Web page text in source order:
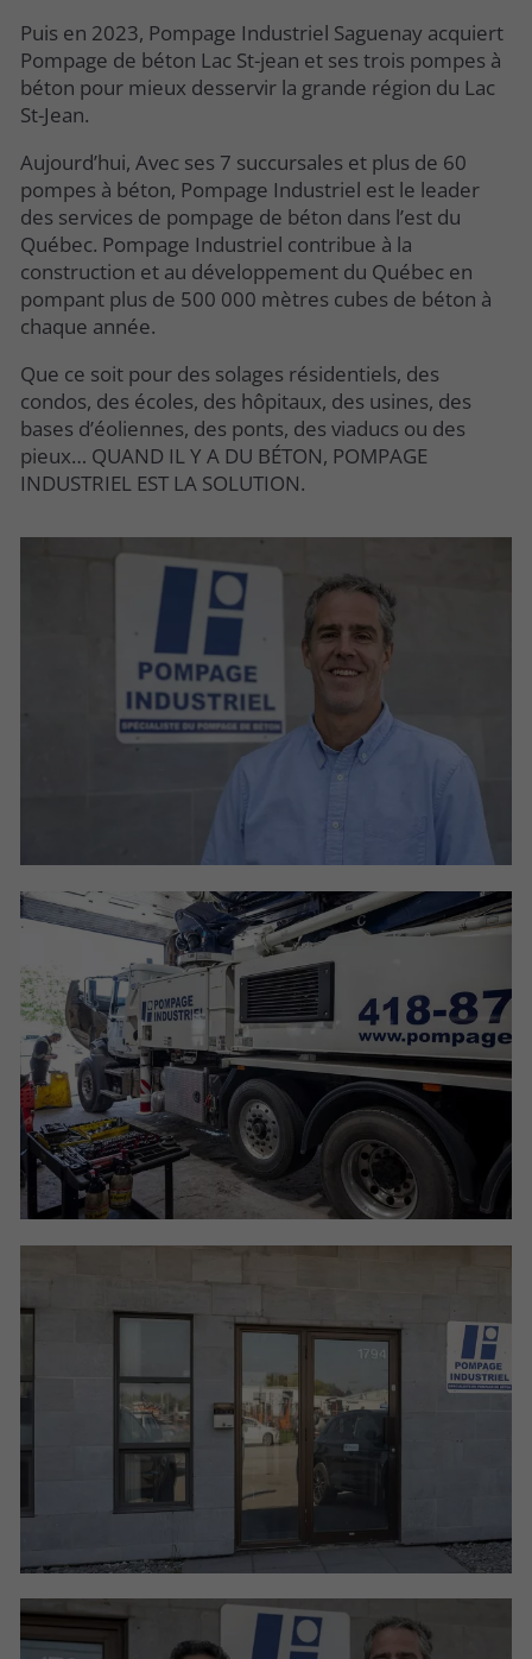
Puis en 2023, Pompage Industriel Saguenay acquiert
Pompage de béton Lac St-jean et ses trois pompes à
béton pour mieux desservir la grande région du Lac
St-Jean.
Aujourd’hui, Avec ses 7 succursales et plus de 60
pompes à béton, Pompage Industriel est le leader
des services de pompage de béton dans l’est du
Québec. Pompage Industriel contribue à la
construction et au développement du Québec en
pompant plus de 500 000 mètres cubes de béton à
chaque année.
Que ce soit pour des solages résidentiels, des
condos, des écoles, des hôpitaux, des usines, des
bases d’éoliennes, des ponts, des viaducs ou des
pieux… QUAND IL Y A DU BÉTON, POMPAGE
INDUSTRIEL EST LA SOLUTION.